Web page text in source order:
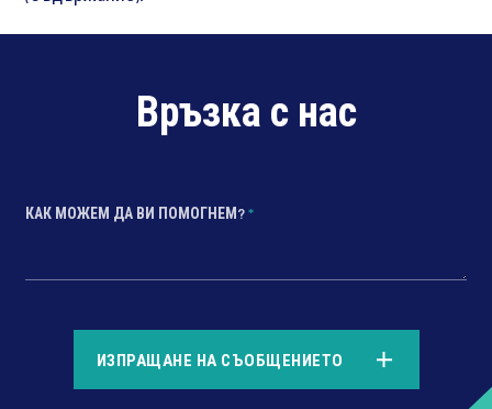
Връзка с нас
КАК МОЖЕМ ДА ВИ ПОМОГНЕМ?*
ИЗПРАЩАНЕ НА СЪОБЩЕНИЕТО